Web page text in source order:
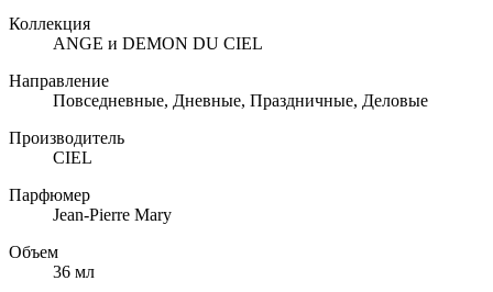
Коллекция
ANGE и DEMON DU CIEL
Направление
Повседневные, Дневные, Праздничные, Деловые
Производитель
CIEL
Парфюмер
Jean-Pierre Mary
Объем
36 мл